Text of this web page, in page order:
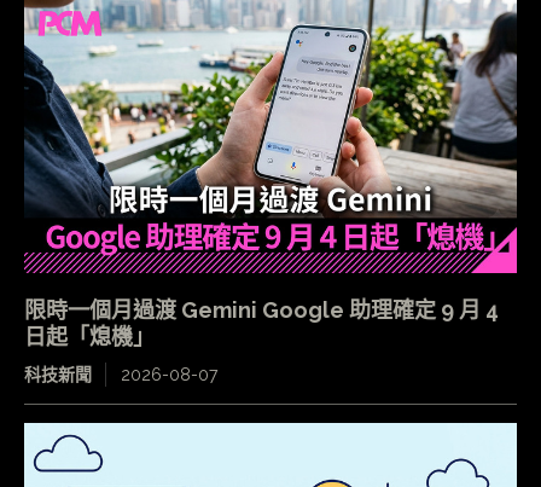
限時一個月過渡 Gemini Google 助理確定 9 月 4
日起「熄機」
科技新聞 2026-08-07